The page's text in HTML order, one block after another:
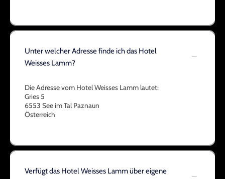
Unter welcher Adresse finde ich das Hotel
Weisses Lamm?
Die Adresse vom Hotel Weisses Lamm lautet:
Gries 5
6553 See im Tal Paznaun
Österreich
Verfügt das Hotel Weisses Lamm über eigene